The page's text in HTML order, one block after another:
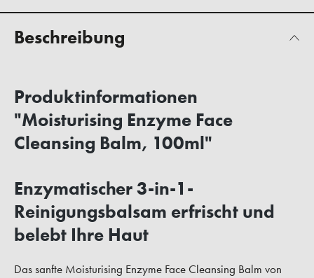
Beschreibung
Produktinformationen
"Moisturising Enzyme Face
Cleansing Balm, 100ml"
Enzymatischer 3-in-1-
Reinigungsbalsam erfrischt und
belebt Ihre Haut
Das sanfte Moisturising Enzyme Face Cleansing Balm von